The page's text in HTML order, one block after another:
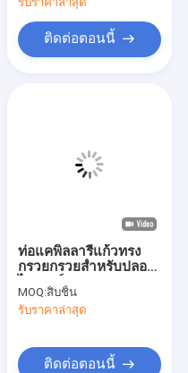
ติดต่อตอนนี้
ท่อแคพิลลารีแก้วทรง
กรวยกรวยสำหรับปลอก
MOQ:สิบชิ้น
รับราคาล่าสุด
ติดต่อตอนนี้